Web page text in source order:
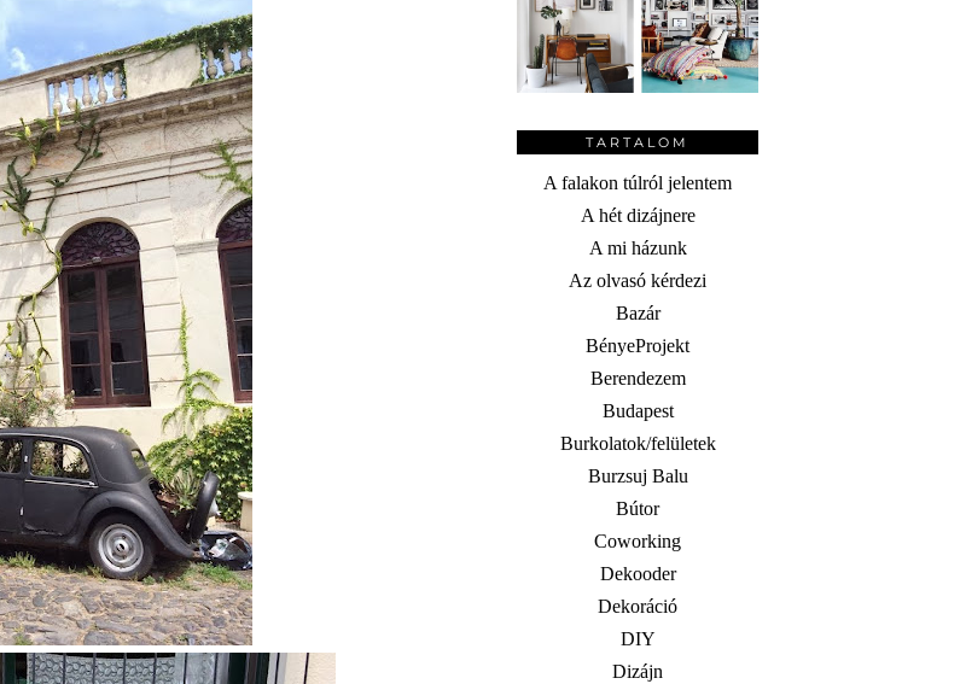
TARTALOM
A falakon túlról jelentem
A hét dizájnere
A mi házunk
Az olvasó kérdezi
Bazár
BényeProjekt
Berendezem
Budapest
Burkolatok/felületek
Burzsuj Balu
Bútor
Coworking
Dekooder
Dekoráció
DIY
Dizájn